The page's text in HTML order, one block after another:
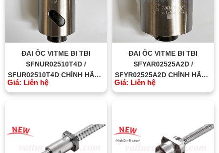
ĐAI ỐC VITME BI TBI
SFNUR02510T4D /
SFUR02510T4D CHÍNH HÃNG
TBI MOTION ĐÀI LOAN
Giá: Liên hệ
ĐAI ỐC VITME BI TBI
SFYAR02525A2D /
SFYR02525A2D CHÍNH HÃNG
TBI MOTION ĐÀI LOAN
Giá: Liên hệ